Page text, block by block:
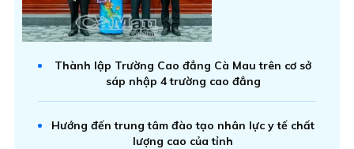
Thành lập Trường Cao đẳng Cà Mau trên cơ sở
sáp nhập 4 trường cao đẳng
Hướng đến trung tâm đào tạo nhân lực y tế chất
lượng cao của tỉnh